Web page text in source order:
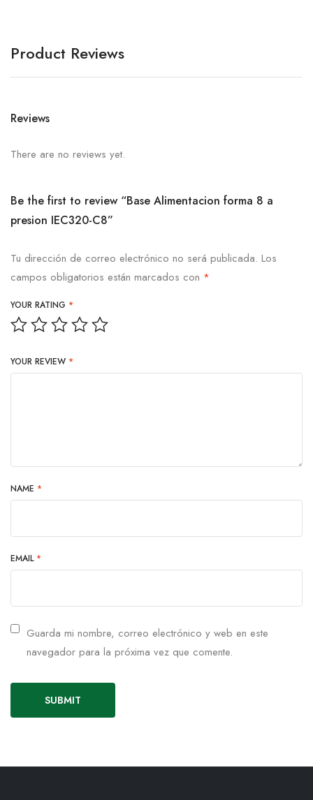
Product Reviews
Reviews
There are no reviews yet.
Be the first to review “Base Alimentacion forma 8 a
presion IEC320-C8”
Tu dirección de correo electrónico no será publicada. Los
campos obligatorios están marcados con *
YOUR RATING *
YOUR REVIEW *
NAME *
EMAIL *
Guarda mi nombre, correo electrónico y web en este
navegador para la próxima vez que comente.